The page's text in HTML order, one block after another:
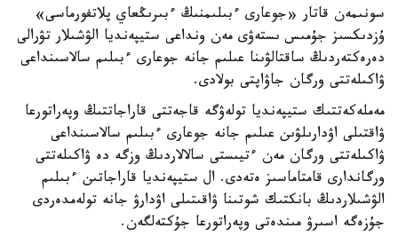
سونىمەن قاتار «جوعارى ءبىلىمنىڭ ءبىرىڭعاي پلاتفورماسى»
ۇزدىكسىز جۇمىس ىستەۋى مەن ونداعى ستيپەنديا الۋشىلار تۋرالى
دەرەكتەردىڭ ساقتالۋىنا عىلىم جانە جوعارى ءبىلىم سالاسىنداعى
ۋاكىلەتتى ورگان جاۋاپتى بولادى.
مەملەكەتتىك ستيپەنديا تولەۋگە قاجەتتى قاراجاتتىڭ وپەراتورعا
ۋاقتىلى اۋدارىلۋىن عىلىم جانە جوعارى ءبىلىم سالاسىنداعى
ۋاكىلەتتى ورگان مەن ءتيىستى سالالاردىڭ وزگە دە ۋاكىلەتتى
ورگاندارى قامتاماسىز ەتەدى. ال ستيپەنديا قاراجاتىن ءبىلىم
الۋشىلاردىڭ بانكتىك شوتىنا ۋاقىتىلى اۋدارۋ جانە تولەمدەردى
جۇزەگە اسىرۋ مىندەتى وپەراتورعا جۇكتەلگەن.